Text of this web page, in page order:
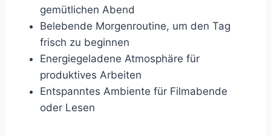
gemütlichen Abend
Belebende Morgenroutine, um den Tag
frisch zu beginnen
Energiegeladene Atmosphäre für
produktives Arbeiten
Entspanntes Ambiente für Filmabende
oder Lesen